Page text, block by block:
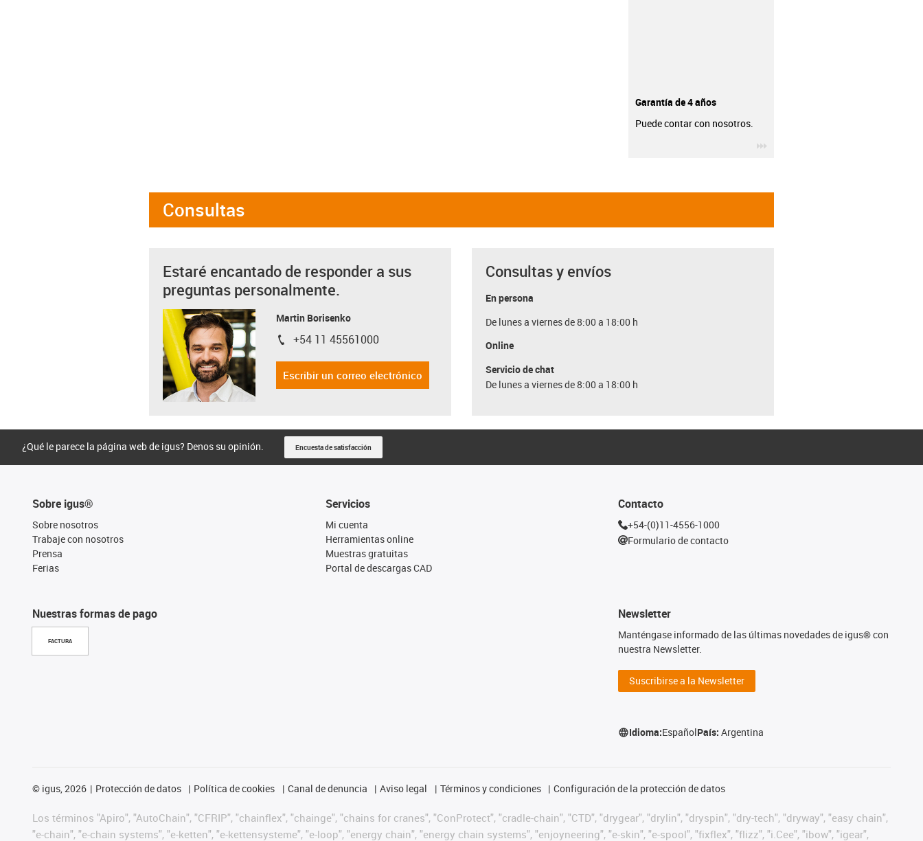
Garantía de 4 años
Puede contar con nosotros.
Consultas
Estaré encantado de responder a sus
preguntas personalmente.
Martin Borisenko
igus-icon-phone
+54 11 45561000
Escribir un correo electrónico
Consultas y envíos
En persona
De lunes a viernes de 8:00 a 18:00 h
Online
Servicio de chat
De lunes a viernes de 8:00 a 18:00 h
¿Qué le parece la página web de igus? Denos su opinión. Encuesta de satisfacción
Sobre igus®
Sobre nosotros
Trabaje con nosotros
Prensa
Ferias
Nuestras formas de pago
FACTURA
Servicios
Mi cuenta
Herramientas online
Muestras gratuitas
Portal de descargas CAD
Contacto
+54-(0)11-4556-1000
Formulario de contacto
Newsletter
Manténgase informado de las últimas novedades de igus® con
nuestra Newsletter.
Suscribirse a la Newsletter
Idioma:EspañolPaís:Argentina
© igus, 2026 Protección de datos Política de cookies Canal de denuncia Aviso legal Términos y condiciones Configuración de la protección de datos
Los términos "Apiro", "AutoChain", "CFRIP", "chainflex", "chainge", "chains for cranes", "ConProtect", "cradle-chain", "CTD", "drygear", "drylin", "dryspin", "dry-tech", "dryway", "easy chain",
"e-chain", "e-chain systems", "e-ketten", "e-kettensysteme", "e-loop", "energy chain", "energy chain systems", "enjoyneering", "e-skin", "e-spool", "fixflex", "flizz", "i.Cee", "ibow", "igear",